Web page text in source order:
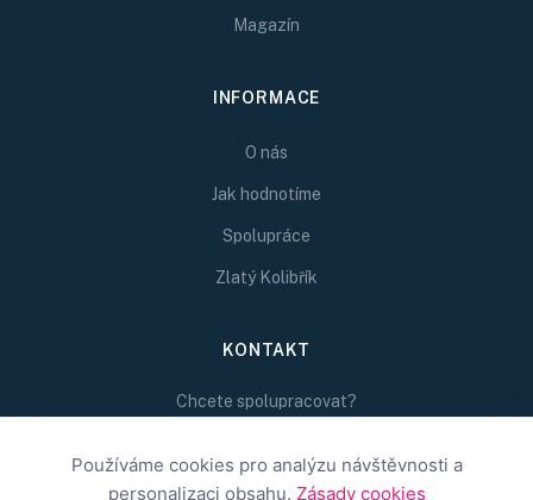
Magazín
INFORMACE
O nás
Jak hodnotíme
Spolupráce
Zlatý Kolibřík
KONTAKT
Chcete spolupracovat?
redakce@inspirativni.cz
Používáme cookies pro analýzu návštěvnosti a
personalizaci obsahu. Zásady cookies